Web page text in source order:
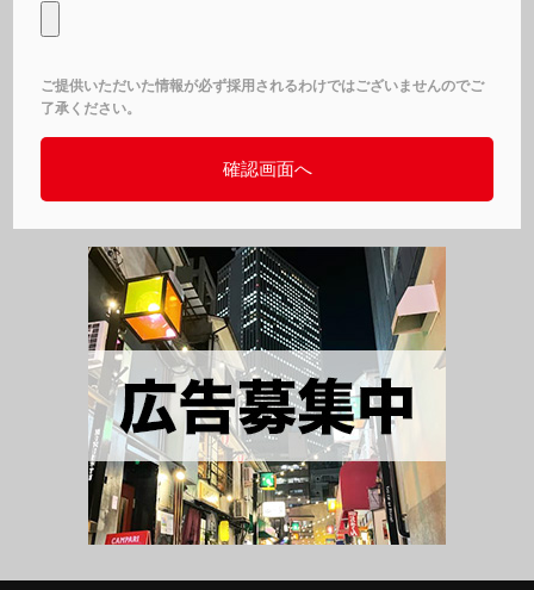
ご提供いただいた情報が必ず採用されるわけではございませんのでご
了承ください。